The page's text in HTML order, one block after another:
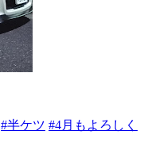
#半ケツ #4月もよろしく